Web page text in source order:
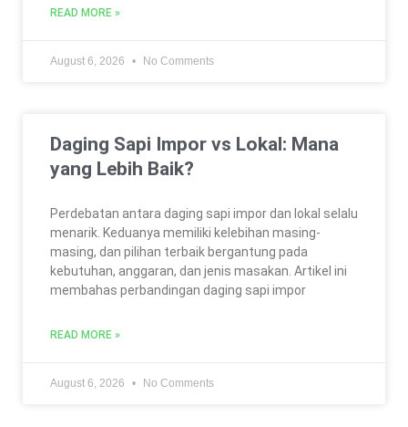
READ MORE »
August 6, 2026 No Comments
Daging Sapi Impor vs Lokal: Mana
yang Lebih Baik?
Perdebatan antara daging sapi impor dan lokal selalu
menarik. Keduanya memiliki kelebihan masing-
masing, dan pilihan terbaik bergantung pada
kebutuhan, anggaran, dan jenis masakan. Artikel ini
membahas perbandingan daging sapi impor
READ MORE »
August 6, 2026 No Comments